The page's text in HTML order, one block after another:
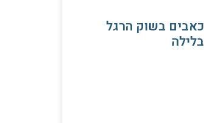
כאבים בשוק הרגל
בלילה